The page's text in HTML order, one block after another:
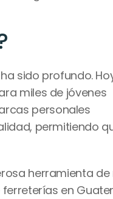
sido profundo.
miles de jóvenes
personales
permitiendo
herramienta
en